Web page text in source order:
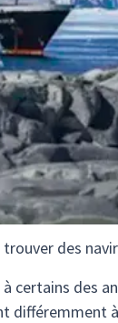
trouver des
certains des
différemment